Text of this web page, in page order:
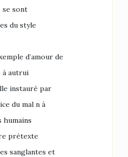
se sont
du style
d’amour de
à autrui
instauré par
du mal n à
prétexte
sanglantes et